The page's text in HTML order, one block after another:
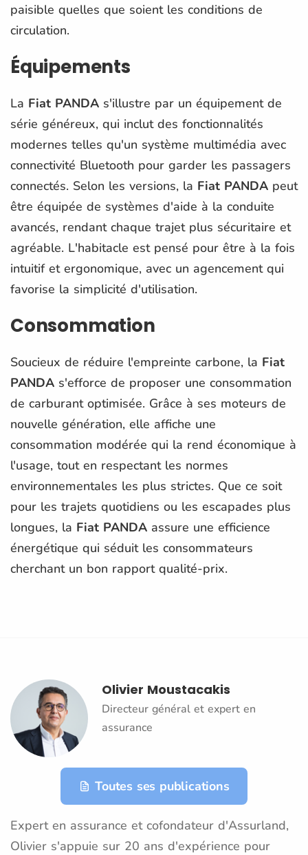
paisible quelles que soient les conditions de
circulation.
Équipements
La Fiat PANDA s'illustre par un équipement de
série généreux, qui inclut des fonctionnalités
modernes telles qu'un système multimédia avec
connectivité Bluetooth pour garder les passagers
connectés. Selon les versions, la Fiat PANDA peut
être équipée de systèmes d'aide à la conduite
avancés, rendant chaque trajet plus sécuritaire et
agréable. L'habitacle est pensé pour être à la fois
intuitif et ergonomique, avec un agencement qui
favorise la simplicité d'utilisation.
Consommation
Soucieux de réduire l'empreinte carbone, la Fiat
PANDA s'efforce de proposer une consommation
de carburant optimisée. Grâce à ses moteurs de
nouvelle génération, elle affiche une
consommation modérée qui la rend économique à
l'usage, tout en respectant les normes
environnementales les plus strictes. Que ce soit
pour les trajets quotidiens ou les escapades plus
longues, la Fiat PANDA assure une efficience
énergétique qui séduit les consommateurs
cherchant un bon rapport qualité-prix.
Olivier Moustacakis
Directeur général et expert en
assurance
Toutes ses publications
Expert en assurance et cofondateur d'Assurland,
Olivier s'appuie sur 20 ans d'expérience pour